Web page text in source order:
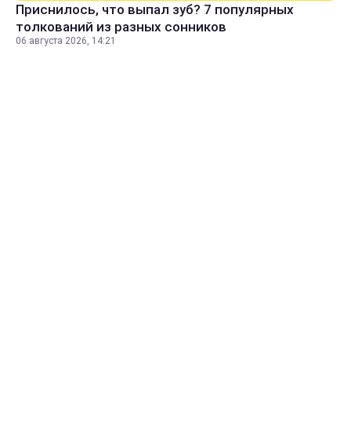
Приснилось, что выпал зуб? 7 популярных
толкований из разных сонников
06 августа 2026, 14:21